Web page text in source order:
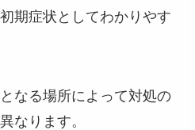
期症状としてわかりやす
なる場所によって対処の
なります。